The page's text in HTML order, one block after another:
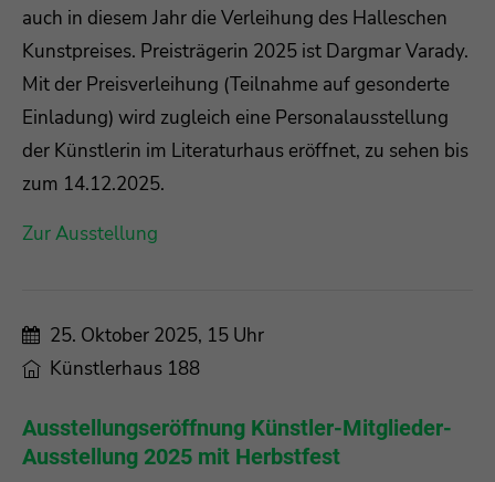
auch in diesem Jahr die Verleihung des Halleschen
Kunstpreises. Preisträgerin 2025 ist Dargmar Varady.
Mit der Preisverleihung (Teilnahme auf gesonderte
Einladung) wird zugleich eine Personalausstellung
der Künstlerin im Literaturhaus eröffnet, zu sehen bis
zum 14.12.2025.
Zur Ausstellung
25. Oktober 2025, 15 Uhr
Künstlerhaus 188
Ausstellungseröffnung Künstler-Mitglieder-
Ausstellung 2025 mit Herbstfest